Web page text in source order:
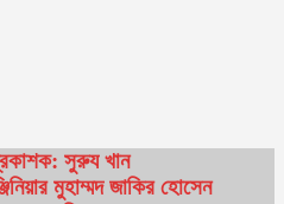
সুরুয খান
মুহাম্মদ জাকির হোসেন